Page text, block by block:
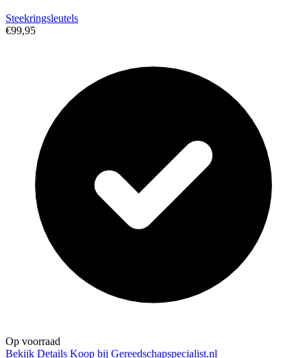
Steekringsleutels
€99,95
Op voorraad
Bekijk Details Koop bij Gereedschapspecialist.nl